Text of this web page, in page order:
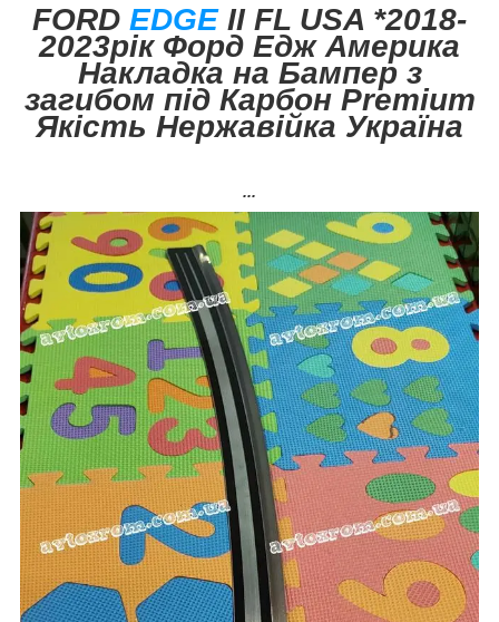
FORD EDGEII FL USA *2018-
2023рік Форд Едж Америка
Накладка на Бампер з
загибом під Карбон Premium
Якість Нержавійка Україна
...